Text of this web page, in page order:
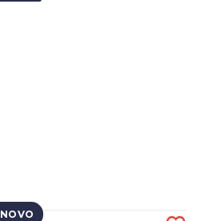
NOVO